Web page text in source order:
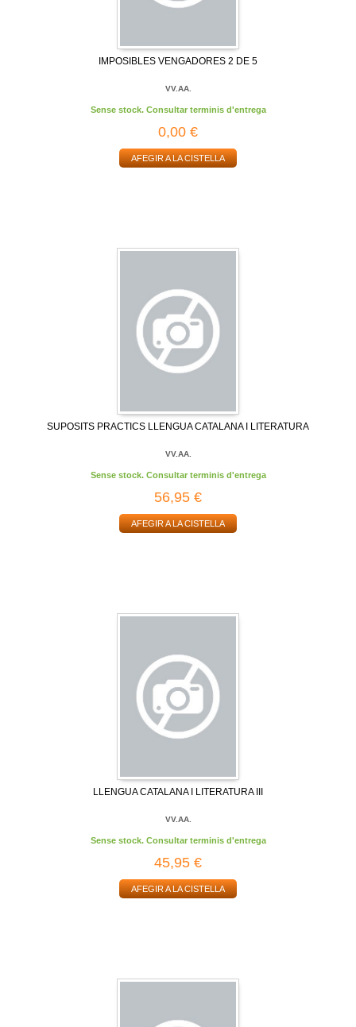
IMPOSIBLES VENGADORES 2 DE 5
VV.AA.
Sense stock. Consultar terminis d'entrega
0,00 €
AFEGIR A LA CISTELLA
SUPOSITS PRACTICS LLENGUA CATALANA I LITERATURA
VV.AA.
Sense stock. Consultar terminis d'entrega
56,95 €
AFEGIR A LA CISTELLA
LLENGUA CATALANA I LITERATURA III
VV.AA.
Sense stock. Consultar terminis d'entrega
45,95 €
AFEGIR A LA CISTELLA